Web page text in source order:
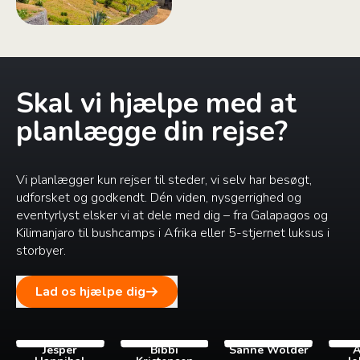
Skal vi hjælpe med at
planlægge din rejse?
Vi planlægger kun rejser til steder, vi selv har besøgt,
udforsket og godkendt. Dén viden, nysgerrighed og
eventyrlyst elsker vi at dele med dig – fra Galapagos og
Kilimanjaro til bushcamps i Afrika eller 5-stjernet luksus i
storbyer.
Lad os hjælpe dig
Jesper Bibbi Sanne Wolder